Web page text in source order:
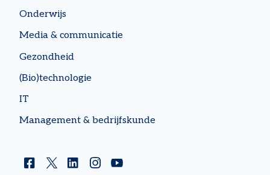
Onderwijs
Media & communicatie
Gezondheid
(Bio)technologie
IT
Management & bedrijfskunde